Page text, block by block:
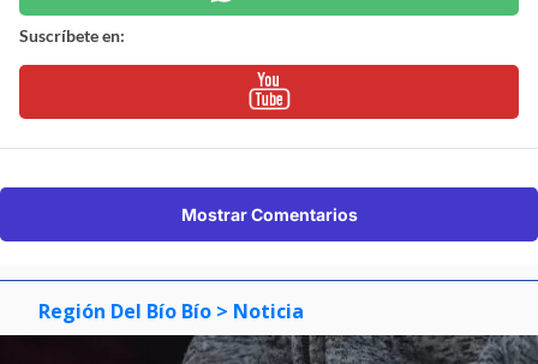
Suscríbete en:
Mostrar Comentarios
Región Del Bío Bío > Noticia